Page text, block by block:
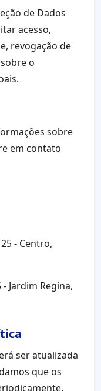
de Dados
acesso,
revogação de
o
sobre
em contato
- Centro,
- Jardim Regina,
ser atualizada
que os